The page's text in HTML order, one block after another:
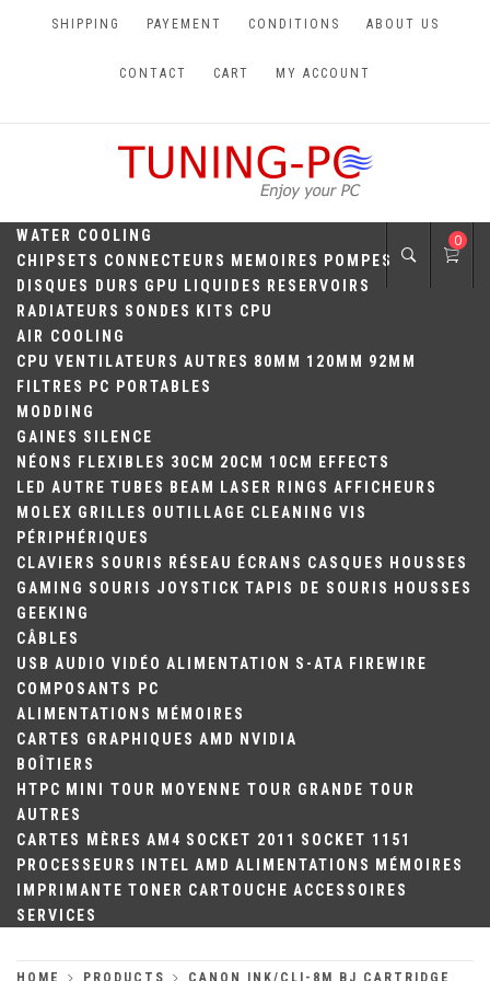
SHIPPING PAYEMENT CONDITIONS ABOUT US
CONTACT CART MY ACCOUNT
TUNING-PC
WATER COOLING
CHIPSETS CONNECTEURS MEMOIRES
POMPES
DISQUES DURS GPU LIQUIDES
RESERVOIRS
RADIATEURS SONDES KITS CPU
AIR COOLING
CPU VENTILATEURS AUTRES 80MM 120MM
92MM
FILTRES
PC PORTABLES
MODDING
GAINES SILENCE
NÉONS
FLEXIBLES 30CM 20CM 10CM
EFFECTS
LED AUTRE TUBES BEAM LASER RINGS AFFICHEURS
MOLEX GRILLES OUTILLAGE CLEANING VIS
PÉRIPHÉRIQUES
CLAVIERS SOURIS RÉSEAU ÉCRANS CASQUES
HOUSSES
GAMING SOURIS JOYSTICK TAPIS DE SOURIS
HOUSSES
GEEKING
CÂBLES
USB AUDIO VIDÉO ALIMENTATION S-ATA FIREWIRE
COMPOSANTS PC
ALIMENTATIONS
MÉMOIRES
CARTES GRAPHIQUES AMD
NVIDIA
BOÎTIERS
HTPC MINI TOUR MOYENNE TOUR GRANDE TOUR
AUTRES
CARTES MÈRES AM4 SOCKET 2011
SOCKET 1151
PROCESSEURS
INTEL AMD ALIMENTATIONS
MÉMOIRES
IMPRIMANTE TONER CARTOUCHE ACCESSOIRES
SERVICES
0
HOME PRODUCTS CANON INK/CLI-8M BJ CARTRIDGE